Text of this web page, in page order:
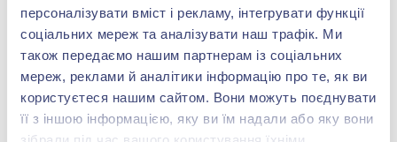
персоналізувати вміст і рекламу, інтегрувати функції
соціальних мереж та аналізувати наш трафік. Ми
також передаємо нашим партнерам із соціальних
мереж, реклами й аналітики інформацію про те, як ви
користуєтеся нашим сайтом. Вони можуть поєднувати
її з іншою інформацією, яку ви їм надали або яку вони
зібрали під час вашого користування їхніми
Купити Купити
-56% -56%